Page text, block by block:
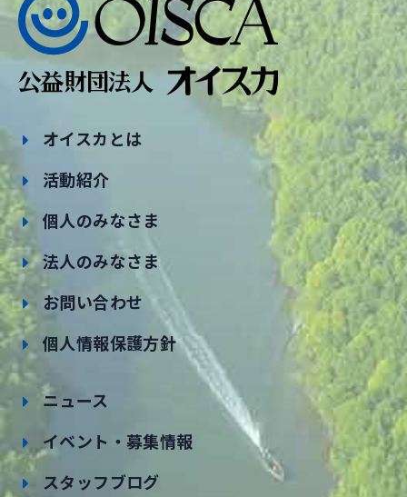
オイスカとは
活動紹介
個人のみなさま
法人のみなさま
お問い合わせ
個人情報保護方針
ニュース
イベント・募集情報
スタッフブログ